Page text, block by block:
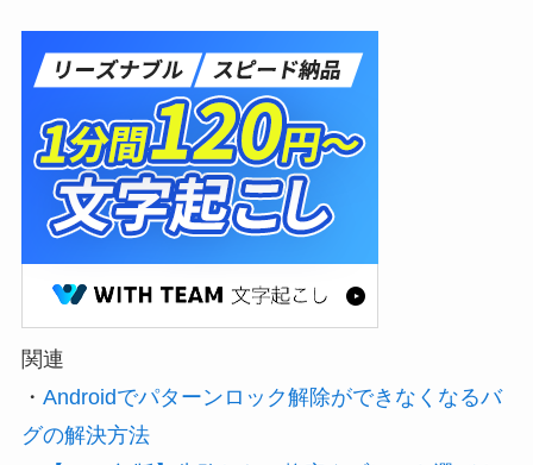
関連
・ Androidでパターンロック解除ができなくなるバ
グの解決方法